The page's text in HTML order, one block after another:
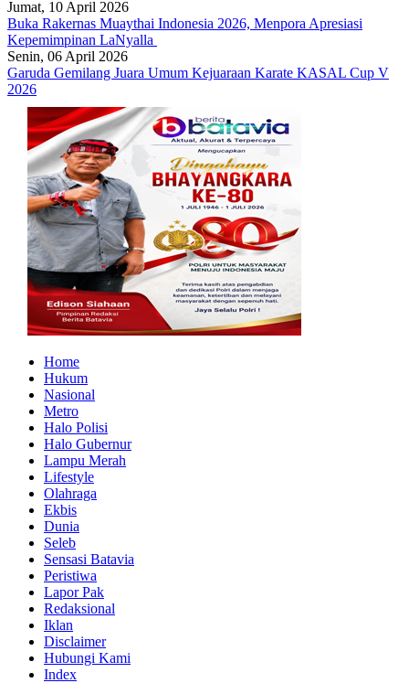
Jumat, 10 April 2026
Buka Rakernas Muaythai Indonesia 2026, Menpora Apresiasi
Kepemimpinan LaNyalla
Senin, 06 April 2026
Garuda Gemilang Juara Umum Kejuaraan Karate KASAL Cup V
2026
Home
Hukum
Nasional
Metro
Halo Polisi
Halo Gubernur
Lampu Merah
Lifestyle
Olahraga
Ekbis
Dunia
Seleb
Sensasi Batavia
Peristiwa
Lapor Pak
Redaksional
Iklan
Disclaimer
Hubungi Kami
Index